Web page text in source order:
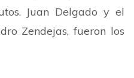
Juan Delgado y el
Zendejas, fueron los